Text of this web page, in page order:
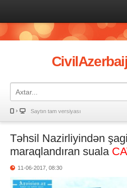
Saytın tam versiyası
Təhsil Nazirliyindən
maraqlandıran suala
11-06-2017, 08:30